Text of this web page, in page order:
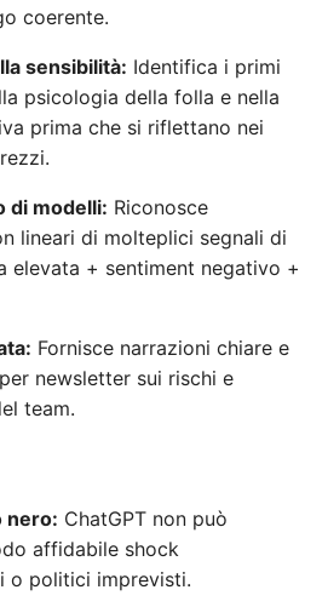
coerente.
sensibilità: Identifica i primi
psicologia della folla e nella
prima che si riflettano nei
di modelli: Riconosce
lineari di molteplici segnali di
elevata + sentiment negativo +
Fornisce narrazioni chiare e
newsletter sui rischi e
team.
nero: ChatGPT non può
affidabile shock
o politici imprevisti.